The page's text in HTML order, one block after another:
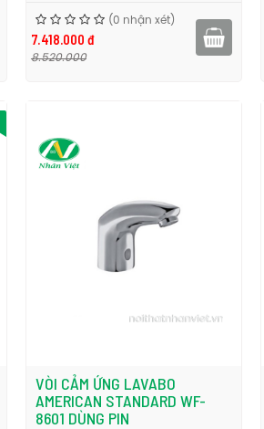
(0 nhận xét)
7.418.000 đ
8.520.000
VÒI CẢM ỨNG LAVABO
AMERICAN STANDARD WF-
8601 DÙNG PIN